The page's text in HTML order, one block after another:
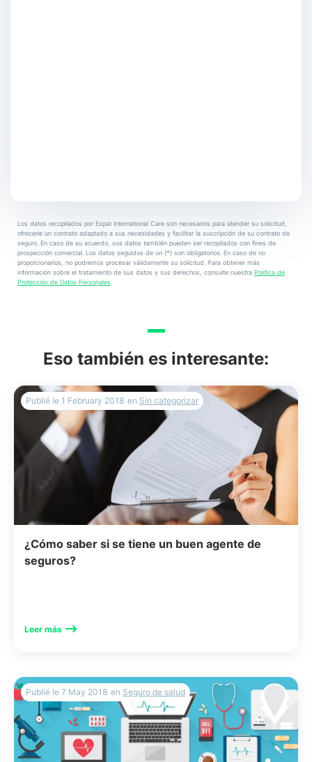
Los datos recopilados por Expat International Care son necesarios para atender su solicitud,
ofrecerle un contrato adaptado a sus necesidades y facilitar la suscripción de su contrato de
seguro. En caso de su acuerdo, sus datos también pueden ser recopilados con fines de
prospección comercial. Los datos seguidos de un (*) son obligatorios. En caso de no
proporcionarlos, no podremos procesar válidamente su solicitud. Para obtener más
información sobre el tratamiento de sus datos y sus derechos, consulte nuestra Política de
Protección de Datos Personales
Eso también es interesante:
¿Cómo saber si se tiene un buen agente de
seguros?
Leer más
Publié le 1 February 2018 en Sin categorizar
Publié le 7 May 2018 en Seguro de salud